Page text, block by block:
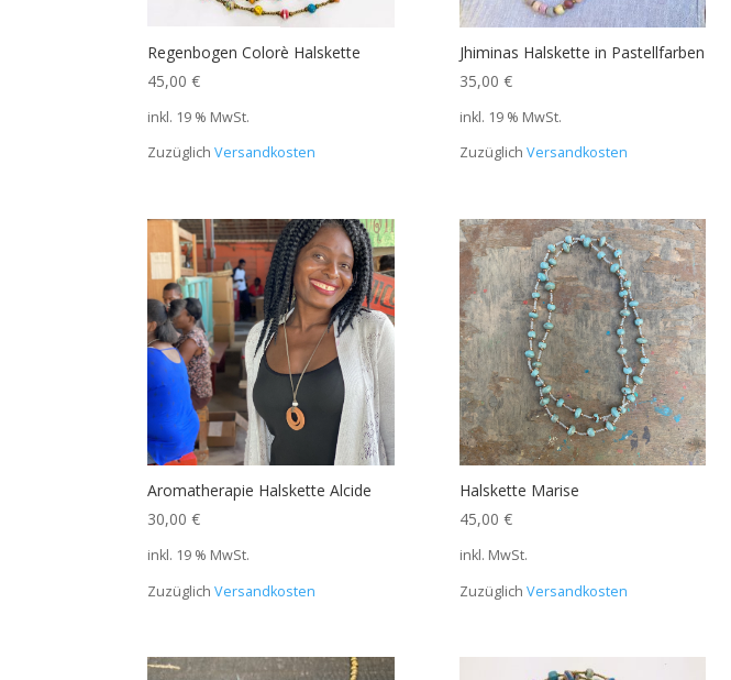
Regenbogen Colorè Halskette
45,00€
inkl. 19 % MwSt.
ZuzüglichVersandkosten
Jhiminas Halskette in Pastellfarben
35,00 €
inkl. 19 % MwSt.
Zuzüglich Versandkosten
Aromatherapie Halskette Alcide
30,00€
inkl. 19 % MwSt.
ZuzüglichVersandkosten
Halskette Marise
45,00 €
inkl. MwSt.
Zuzüglich Versandkosten